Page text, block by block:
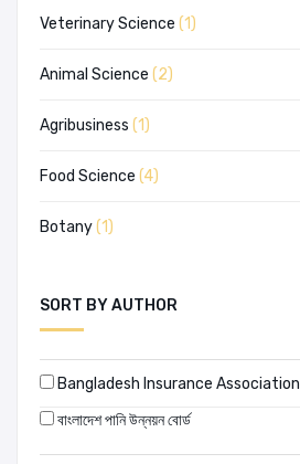
Veterinary Science (1)
Animal Science (2)
Agribusiness (1)
Food Science (4)
Botany(1)
SORT BY AUTHOR
Bangladesh Insurance Association
বাংলাদেশ পানি উন্নয়ন বোর্ড